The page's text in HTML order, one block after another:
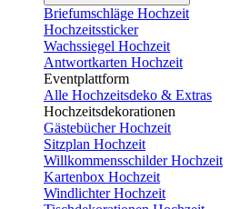
Briefumschläge Hochzeit
Hochzeitssticker
Wachssiegel Hochzeit
Antwortkarten Hochzeit
Eventplattform
Alle Hochzeitsdeko & Extras
Hochzeitsdekorationen
Gästebücher Hochzeit
Sitzplan Hochzeit
Willkommensschilder Hochzeit
Kartenbox Hochzeit
Windlichter Hochzeit